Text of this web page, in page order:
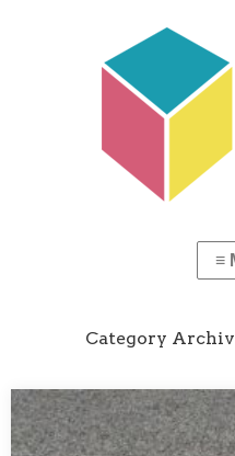
Category
#87 Veronica Vassallo
“Meridiana 2 “Maggio
Turati, Casteldaccia (PA)